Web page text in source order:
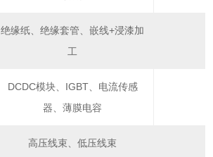
绝缘纸、绝缘套管、嵌线+浸漆加
工
DCDC模块、IGBT、电流传感
器、薄膜电容
高压线束、低压线束